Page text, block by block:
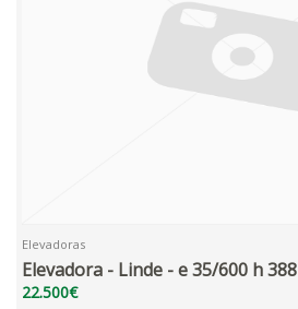
Elevadoras
Elevadora - Linde - e 35/600 h 388
22.500€